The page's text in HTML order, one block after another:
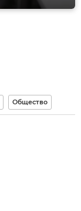
Общество